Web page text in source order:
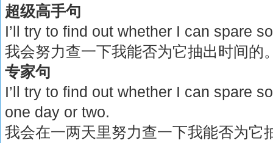
超级高手句
I’ll try to find out whether I can spare
我会努力查一下我能否为它抽出时间的
专家句
I’ll try to find out whether I can spare
one day or two.
我会在一两天里努力查一下我能否为它